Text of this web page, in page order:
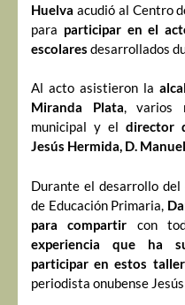
Huelva acudió al Centro
para participar en el
escolares desarrollados
Al acto asistieron la
Miranda Plata, varios
municipal y el director
Jesús Hermida, D.
Durante el desarrollo del
de Educación Primaria,
para compartir con
experiencia que ha
participar en estos
periodista onubense